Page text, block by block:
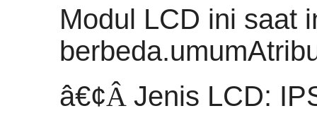
Modul LCD ini saat
berbeda.umum
â€¢Â Jenis LCD: